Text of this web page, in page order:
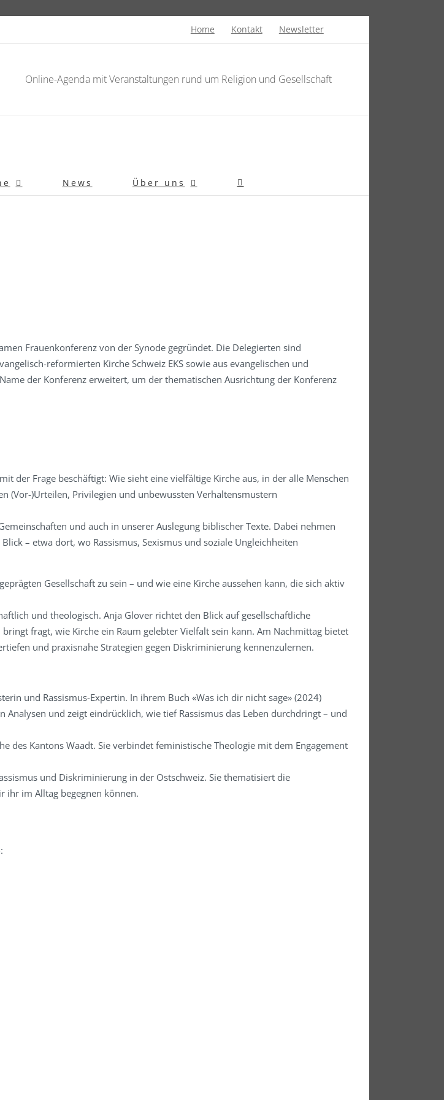
Home Kontakt Newsletter
Online-Agenda mit Veranstaltungen rund um Religion und Gesellschaft
News Über uns
Frauenkonferenz von der Synode gegründet. Die Delegierten sind
reformierten Kirche Schweiz EKS sowie aus evangelischen und
der Konferenz erweitert, um der thematischen Ausrichtung der Konferenz
der Frage beschäftigt: Wie sieht eine vielfältige Kirche aus, in der alle Menschen
(Vor-)Urteilen, Privilegien und unbewussten Verhaltensmustern
und auch in unserer Auslegung biblischer Texte. Dabei nehmen
– etwa dort, wo Rassismus, Sexismus und soziale Ungleichheiten
Gesellschaft zu sein – und wie eine Kirche aussehen kann, die sich aktiv
und theologisch. Anja Glover richtet den Blick auf gesellschaftliche
fragt, wie Kirche ein Raum gelebter Vielfalt sein kann. Am Nachmittag bietet
und praxisnahe Strategien gegen Diskriminierung kennenzulernen.
und Rassismus-Expertin. In ihrem Buch «Was ich dir nicht sage» (2024)
und zeigt eindrücklich, wie tief Rassismus das Leben durchdringt – und
des Kantons Waadt. Sie verbindet feministische Theologie mit dem Engagement
und Diskriminierung in der Ostschweiz. Sie thematisiert die
ihr im Alltag begegnen können.